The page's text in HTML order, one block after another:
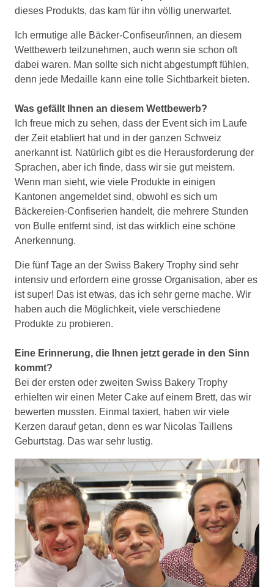
dieses Produkts, das kam für ihn völlig unerwartet.
Ich ermutige alle Bäcker-Confiseur/innen, an diesem
Wettbewerb teilzunehmen, auch wenn sie schon oft
dabei waren. Man sollte sich nicht abgestumpft fühlen,
denn jede Medaille kann eine tolle Sichtbarkeit bieten.
Was gefällt Ihnen an diesem Wettbewerb?
Ich freue mich zu sehen, dass der Event sich im Laufe
der Zeit etabliert hat und in der ganzen Schweiz
anerkannt ist. Natürlich gibt es die Herausforderung der
Sprachen, aber ich finde, dass wir sie gut meistern.
Wenn man sieht, wie viele Produkte in einigen
Kantonen angemeldet sind, obwohl es sich um
Bäckereien-Confiserien handelt, die mehrere Stunden
von Bulle entfernt sind, ist das wirklich eine schöne
Anerkennung.
Die fünf Tage an der Swiss Bakery Trophy sind sehr
intensiv und erfordern eine grosse Organisation, aber es
ist super! Das ist etwas, das ich sehr gerne mache. Wir
haben auch die Möglichkeit, viele verschiedene
Produkte zu probieren.
Eine Erinnerung, die Ihnen jetzt gerade in den Sinn
kommt?
Bei der ersten oder zweiten Swiss Bakery Trophy
erhielten wir einen Meter Cake auf einem Brett, das wir
bewerten mussten. Einmal taxiert, haben wir viele
Kerzen darauf getan, denn es war Nicolas Taillens
Geburtstag. Das war sehr lustig.